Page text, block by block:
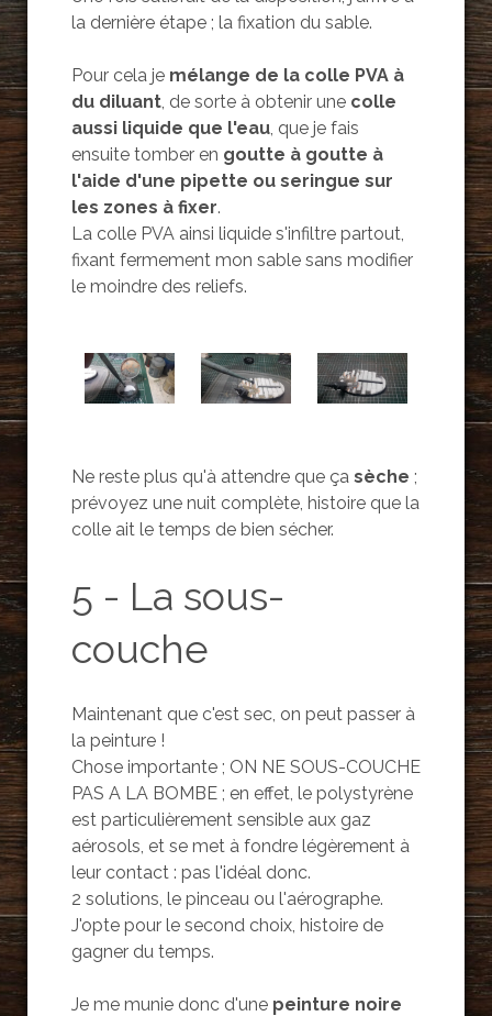
la dernière étape ; la fixation du sable.
Pour cela je mélange de la colle PVA à
du diluant, de sorte à obtenir une colle
aussi liquide que l'eau, que je fais
ensuite tomber en goutte à goutte à
l'aide d'une pipette ou seringue sur
les zones à fixer.
La colle PVA ainsi liquide s'infiltre partout,
fixant fermement mon sable sans modifier
le moindre des reliefs.
Ne reste plus qu'à attendre que ça sèche ;
prévoyez une nuit complète, histoire que la
colle ait le temps de bien sécher.
5 - La sous-
couche
Maintenant que c'est sec, on peut passer à
la peinture !
Chose importante ; ON NE SOUS-COUCHE
PAS A LA BOMBE ; en effet, le polystyrène
est particulièrement sensible aux gaz
aérosols, et se met à fondre légèrement à
leur contact : pas l'idéal donc.
2 solutions, le pinceau ou l'aérographe.
J'opte pour le second choix, histoire de
gagner du temps.
Je me munie donc d'une peinture noire